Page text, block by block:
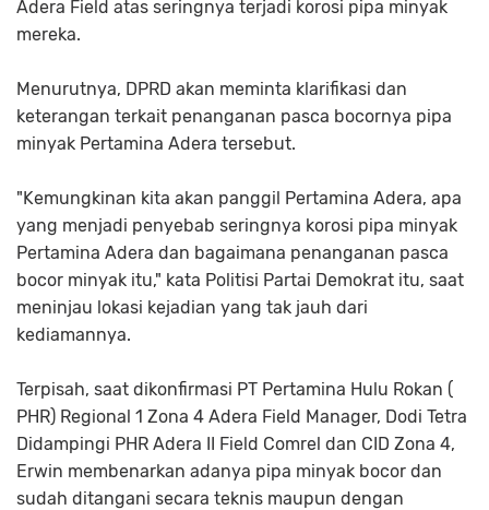
Adera Field atas seringnya terjadi korosi pipa minyak
mereka.
Menurutnya, DPRD akan meminta klarifikasi dan
keterangan terkait penanganan pasca bocornya pipa
minyak Pertamina Adera tersebut.
"Kemungkinan kita akan panggil Pertamina Adera, apa
yang menjadi penyebab seringnya korosi pipa minyak
Pertamina Adera dan bagaimana penanganan pasca
bocor minyak itu," kata Politisi Partai Demokrat itu, saat
meninjau lokasi kejadian yang tak jauh dari
kediamannya.
Terpisah, saat dikonfirmasi PT Pertamina Hulu Rokan (
PHR) Regional 1 Zona 4 Adera Field Manager, Dodi Tetra
Didampingi PHR Adera II Field Comrel dan CID Zona 4,
Erwin membenarkan adanya pipa minyak bocor dan
sudah ditangani secara teknis maupun dengan